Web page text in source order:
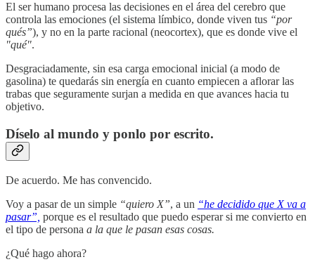
El ser humano procesa las decisiones en el área del cerebro que
controla las emociones (el sistema límbico, donde viven tus “por
qués”), y no en la parte racional (neocortex), que es donde vive el
"qué".
Desgraciadamente, sin esa carga emocional inicial (a modo de
gasolina) te quedarás sin energía en cuanto empiecen a aflorar las
trabas que seguramente surjan a medida en que avances hacia tu
objetivo.
Díselo al mundo y ponlo por escrito.
De acuerdo. Me has convencido.
Voy a pasar de un simple “quiero X”, a un “he decidido que X va a
pasar”, porque es el resultado que puedo esperar si me convierto en
el tipo de persona a la que le pasan esas cosas.
¿Qué hago ahora?